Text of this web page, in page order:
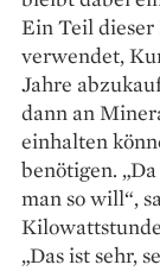
Ein Teil
verwendet,
Jahre
dann an
einhalten
benötigen.
man so will“,
„Das ist sehr,